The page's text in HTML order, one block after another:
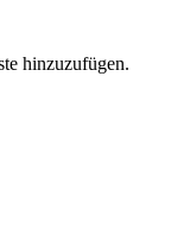
hinzuzufügen.